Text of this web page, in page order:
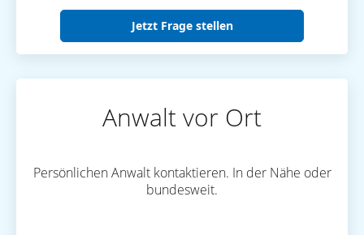
Jetzt Frage stellen
Anwalt vor Ort
Persönlichen Anwalt kontaktieren. In der Nähe oder
bundesweit.